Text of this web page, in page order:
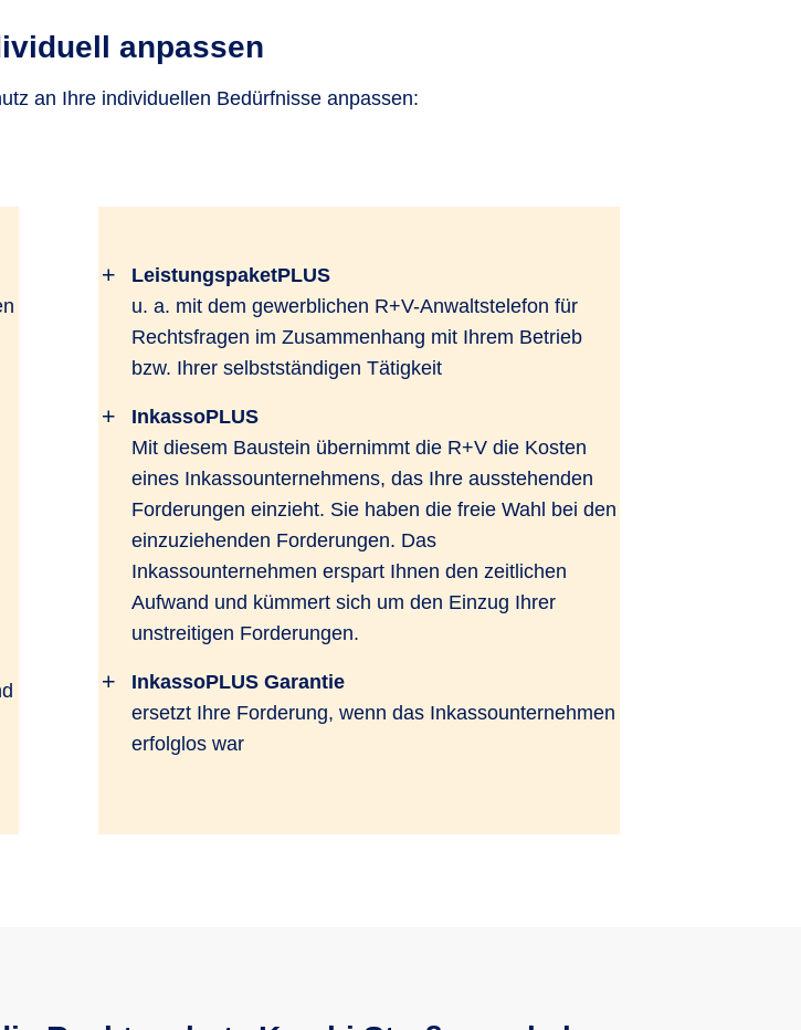
anpassen
an Ihre individuellen Bedürfnisse anpassen:
LeistungspaketPLUS
u. a. mit dem gewerblichen R+V-Anwaltstelefon für
Rechtsfragen im Zusammenhang mit Ihrem Betrieb
bzw. Ihrer selbstständigen Tätigkeit
InkassoPLUS
Mit diesem Baustein übernimmt die R+V die Kosten
eines Inkassounternehmens, das Ihre ausstehenden
Forderungen einzieht. Sie haben die freie Wahl bei den
einzuziehenden Forderungen. Das
Inkassounternehmen erspart Ihnen den zeitlichen
Aufwand und kümmert sich um den Einzug Ihrer
unstreitigen Forderungen.
InkassoPLUS Garantie
ersetzt Ihre Forderung, wenn das Inkassounternehmen
erfolglos war